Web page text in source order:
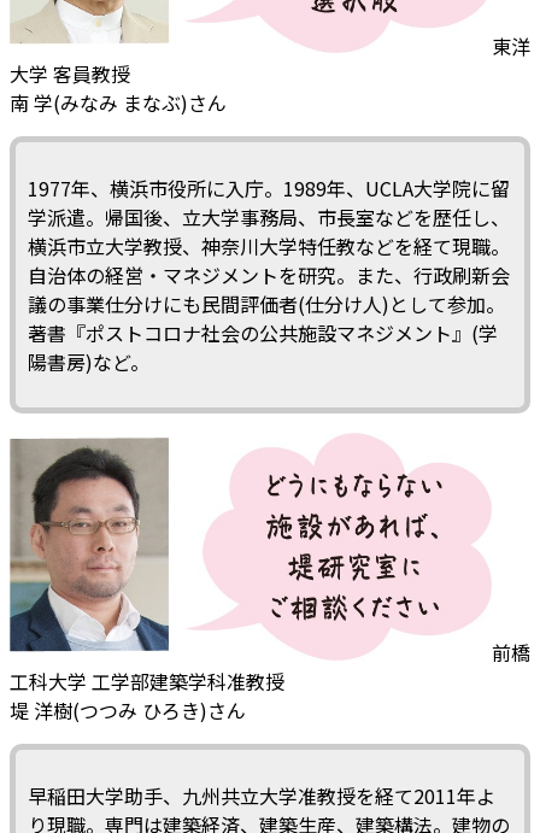
東洋
大学 客員教授
南 学(みなみ まなぶ)さん
1977年、横浜市役所に入庁。1989年、UCLA大学院に留
学派遣。帰国後、立大学事務局、市長室などを歴任し、
横浜市立大学教授、神奈川大学特任教などを経て現職。
自治体の経営・マネジメントを研究。また、行政刷新会
議の事業仕分けにも民間評価者(仕分け人)として参加。
著書『ポストコロナ社会の公共施設マネジメント』(学
陽書房)など。
前橋
工科大学 工学部建築学科准教授
堤 洋樹(つつみ ひろき)さん
早稲田大学助手、九州共立大学准教授を経て2011年よ
り現職。専門は建築経済、建築生産、建築構法。建物の